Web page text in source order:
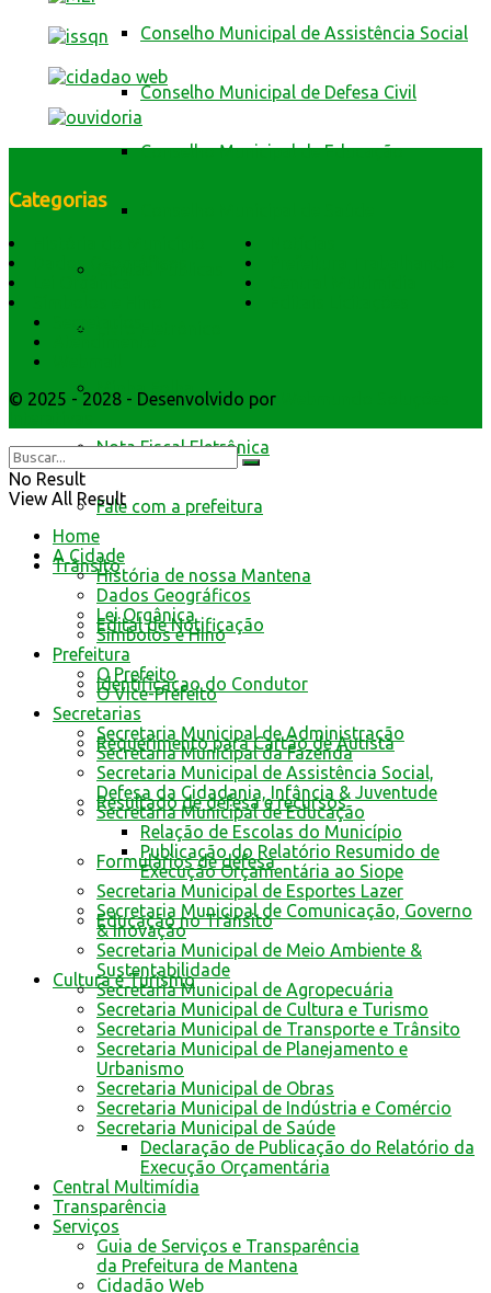
Conselho Municipal de Assistência Social
Conselho Municipal de Defesa Civil
Conselho Municipal de Educação
Minha Folha
Nota Fiscal Eletrônica
Fale com a prefeitura
Trânsito
Edital de Notificação
Identificacao do Condutor
Requerimento para Cartão de Autista
Resultado de defesa e recursos
Formulários de defesa
Educação no Trânsito
Cultura e Turismo
Categorias
Dados Geográficos
Secretarios
© 2025 - 2028 - Desenvolvido por
No Result
View All Result
Home
A Cidade
História de nossa Mantena
Dados Geográficos
Lei Orgânica
Símbolos e Hino
Prefeitura
O Prefeito
O Vice-Prefeito
Secretarias
Secretaria Municipal de Administração
Secretaria Municipal da Fazenda
Secretaria Municipal de Assistência Social,
Defesa da Cidadania, Infância & Juventude
Secretaria Municipal de Educação
Relação de Escolas do Município
Publicação do Relatório Resumido de
Execução Orçamentária ao Siope
Secretaria Municipal de Esportes Lazer
Secretaria Municipal de Comunicação, Governo
& Inovação
Secretaria Municipal de Meio Ambiente &
Sustentabilidade
Secretaria Municipal de Agropecuária
Secretaria Municipal de Cultura e Turismo
Secretaria Municipal de Transporte e Trânsito
Secretaria Municipal de Planejamento e
Urbanismo
Secretaria Municipal de Obras
Secretaria Municipal de Indústria e Comércio
Secretaria Municipal de Saúde
Declaração de Publicação do Relatório da
Execução Orçamentária
Central Multimídia
Transparência
Serviços
Guia de Serviços e Transparência
da Prefeitura de Mantena
Cidadão Web